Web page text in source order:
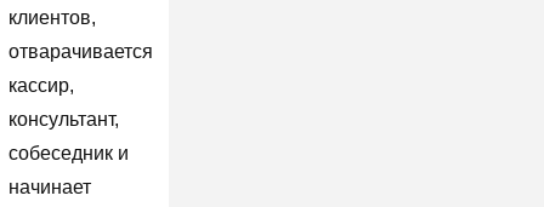
клиентов,
отварачивается
кассир,
консультант,
собеседник и
начинает